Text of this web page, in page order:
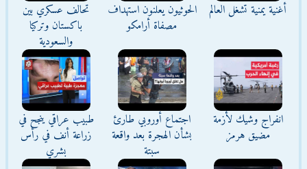
أغنية يمنية تشغل العالم
الحوثيون يعلنون استهداف
مصفاة أرامكو
تحالف عسكري بين
باكستان وتركيا
والسعودية
انفراج وشيك لأزمة
مضيق هرمز
اجتماع أوروبي طارئ
بشأن الهجرة بعد واقعة
سبتة
طبيب عراقي ينجح في
زراعة أنف في رأس
بشري